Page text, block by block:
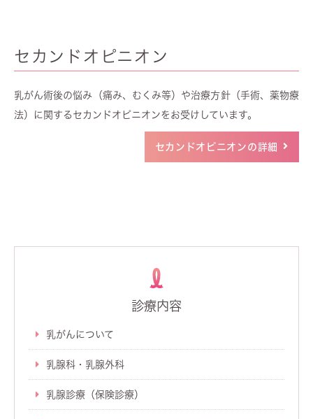
セカンドオピニオン
乳がん術後の悩み（痛み、むくみ等）や治療方針（手術、薬物療
法）に関するセカンドオピニオンをお受けしています。
セカンドオピニオンの詳細
診療内容
乳がんについて
乳腺科・乳腺外科
乳腺診療（保険診療）